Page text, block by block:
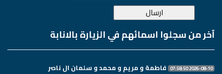
آخر من سجلوا اسمائهم في الزيارة بالانابة
2026-08-10 07:58:50 فاطمة و مريم و محمد و سلمان ال ناصر